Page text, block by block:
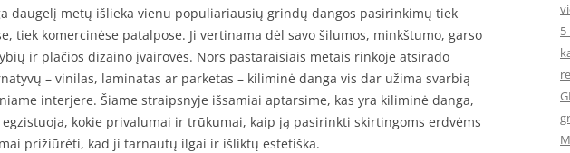
daugelį metų išlieka vienu populiariausių grindų dangos pasirinkimų tiek
tiek komercinėse patalpose. Ji vertinama dėl savo šilumos, minkštumo, garso
ir plačios dizaino įvairovės. Nors pastaraisiais metais rinkoje atsirado
– vinilas, laminatas ar parketas – kiliminė danga vis dar užima svarbią
interjere. Šiame straipsnyje išsamiai aptarsime, kas yra kiliminė danga,
kokie privalumai ir trūkumai, kaip ją pasirinkti skirtingoms erdvėms
prižiūrėti, kad ji tarnautų ilgai ir išliktų estetiška.